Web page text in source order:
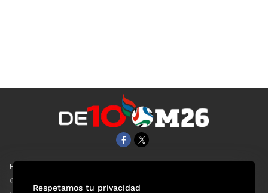
EL UNIVERSAL
Clase
Respetamos tu privacidad